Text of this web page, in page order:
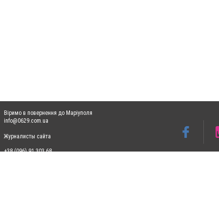
Віримо в повернення до Маріуполя
info@0629.com.ua
Журналисты сайта
+38 (096) 91 303 68